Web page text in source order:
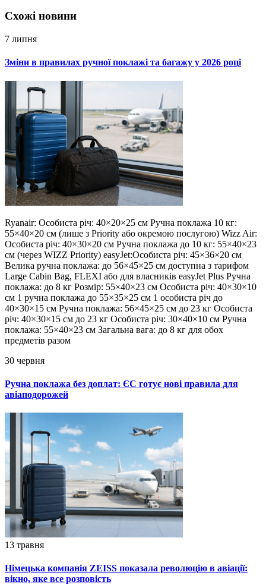
Схожi новини
7 липня
Зміни в правилах ручної поклажі та багажу у 2026 році
Ryanair: Особиста річ: 40×20×25 см Ручна поклажа 10 кг:
55×40×20 см (лише з Priority або окремою послугою) Wizz Air:
Особиста річ: 40×30×20 см Ручна поклажа до 10 кг: 55×40×23
см (через WIZZ Priority) easyJet:Особиста річ: 45×36×20 см
Велика ручна поклажа: до 56×45×25 см доступна з тарифом
Large Cabin Bag, FLEXI або для власників easyJet Plus Ручна
поклажа: до 8 кг Розмір: 55×40×23 см Особиста річ: 40×30×10
см 1 ручна поклажа до 55×35×25 см 1 особиста річ до
40×30×15 см Ручна поклажа: 56×45×25 см до 23 кг Особиста
річ: 40×30×15 см до 23 кг Особиста річ: 30×40×10 см Ручна
поклажа: 55×40×23 см Загальна вага: до 8 кг для обох
предметів разом
30 червня
Ручна поклажа без доплат: ЄС готує нові правила для
авіаподорожей
13 травня
Німецька компанія ZEISS показала революцію в авіації:
вікно, яке все розповість